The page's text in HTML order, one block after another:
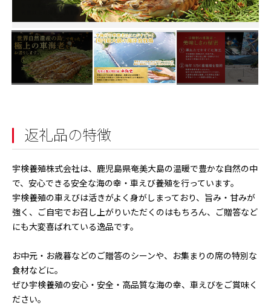
返礼品の特徴
宇検養殖株式会社は、鹿児島県奄美大島の温暖で豊かな自然の中
で、安心できる安全な海の幸・車えび養殖を行っています。
宇検養殖の車えびは活きがよく身がしまっており、旨み・甘みが
強く、ご自宅でお召し上がりいただくのはもちろん、ご贈答など
にも大変喜ばれている逸品です。
お中元・お歳暮などのご贈答のシーンや、お集まりの席の特別な
食材などに。
ぜひ宇検養殖の安心・安全・高品質な海の幸、車えびをご賞味く
ださい。